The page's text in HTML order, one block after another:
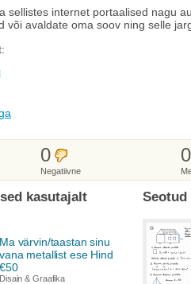
sellistes internet portaalised nagu
või avaldate oma soov ning selle
0
Negatiivne
0
kasutajalt
Ma värvin/taastan sinu
vana metallist ese Hind
€50
Disain & Graafika
Seotud